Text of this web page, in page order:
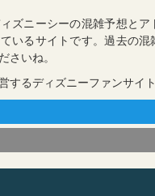
ズニーシーの混雑予想とア
いるサイトです。過去の混
さいね。
するディズニーファンサイト